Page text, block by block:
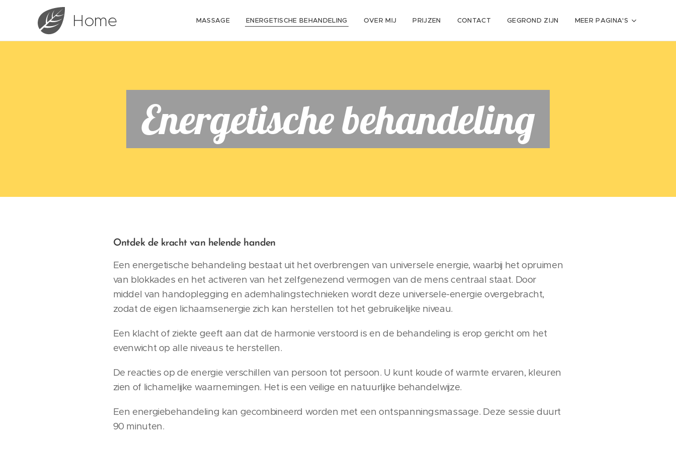
Home MASSAGE ENERGETISCHE BEHANDELING OVER MIJ PRIJZEN CONTACT GEGROND ZIJN MEER PAGINA'S
Energetische behandeling
Ontdek de kracht van helende handen
Een energetische behandeling bestaat uit het overbrengen van universele energie, waarbij het opruimen
van blokkades en het activeren van het zelfgenezend vermogen van de mens centraal staat. Door
middel van handoplegging en ademhalingstechnieken wordt deze universele-energie overgebracht,
zodat de eigen lichaamsenergie zich kan herstellen tot het gebruikelijke niveau.
Een klacht of ziekte geeft aan dat de harmonie verstoord is en de behandeling is erop gericht om het
evenwicht op alle niveaus te herstellen.
De reacties op de energie verschillen van persoon tot persoon. U kunt koude of warmte ervaren, kleuren
zien of lichamelijke waarnemingen. Het is een veilige en natuurlijke behandelwijze.
Een energiebehandeling kan gecombineerd worden met een ontspanningsmassage. Deze sessie duurt
90 minuten.